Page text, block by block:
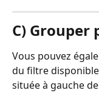
C) Grouper
Vous pouvez
du filtre
située à gauche